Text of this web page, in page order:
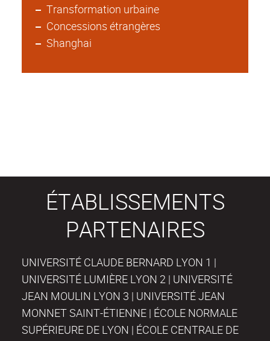
Transformation urbaine
Concessions étrangères
Shanghai
ÉTABLISSEMENTS
PARTENAIRES
UNIVERSITÉ CLAUDE BERNARD LYON 1 |
UNIVERSITÉ LUMIÈRE LYON 2 | UNIVERSITÉ
JEAN MOULIN LYON 3 | UNIVERSITÉ JEAN
MONNET SAINT-ÉTIENNE | ÉCOLE NORMALE
SUPÉRIEURE DE LYON | ÉCOLE CENTRALE DE